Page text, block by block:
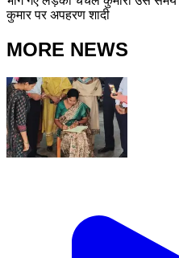
कुमार पर अपहरण शादी
MORE NEWS